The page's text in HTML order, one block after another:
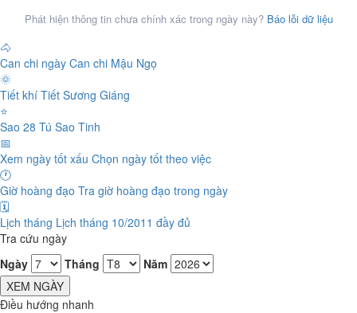
Phát hiện thông tin chưa chính xác trong ngày này? Báo lỗi dữ liệu
🐴
Can chi ngày Can chi Mậu Ngọ
🌞
Tiết khí Tiết Sương Giáng
⭐
Sao 28 Tú Sao Tinh
📅
Xem ngày tốt xấu Chọn ngày tốt theo việc
🕐
Giờ hoàng đạo Tra giờ hoàng đạo trong ngày
🗓️
Lịch tháng Lịch tháng 10/2011 đầy đủ
Tra cứu ngày
Ngày
Tháng
Năm
XEM NGÀY
Điều hướng nhanh